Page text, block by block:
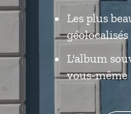
Les plus
géolocalisés
L'album
vous-même